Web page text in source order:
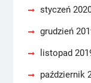
styczeń
grudzień
listopad
październik